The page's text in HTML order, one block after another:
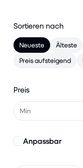
Sortieren nach
Neueste Älteste
Preis aufsteigend
Preis
Anpassbar